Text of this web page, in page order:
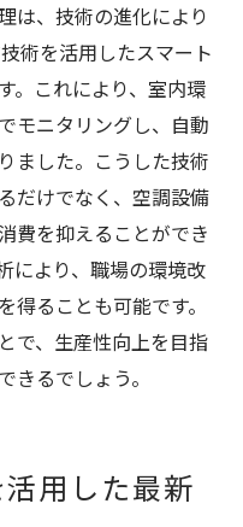
は、技術の進化により
術を活用したスマート
。これにより、室内環
モニタリングし、自動
ました。こうした技術
だけでなく、空調設備
費を抑えることができ
により、職場の環境改
ることも可能です。
で、生産性向上を目指
るでしょう。
用した最新